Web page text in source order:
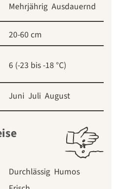
Mehrjährig Ausdauernd
20-60 cm
6 (-23 bis -18 °C)
Juni Juli August
Durchlässig Humos